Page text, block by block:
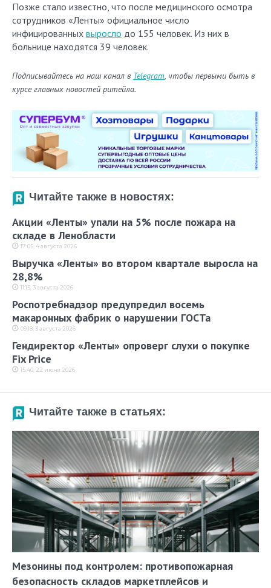
Позже стало известно, что после медицинского осмотра
сотрудников «Ленты» официальное число
инфицированных выросло до 155 человек. Из них в
больнице находятся 39 человек.
Подписывайтесь на наш канал в Telegram, чтобы первыми быть в
курсе главных новостей ритейла.
Читайте также в новостях:
Акции «Ленты» упали на 5% после пожара на
складе в Ленобласти
17:05, 4 августа 2026
Выручка «Ленты» во втором квартале выросла на
28,8%
11:15, 3 августа 2026
Роспотребнадзор предупредил восемь
макаронных фабрик о нарушении ГОСТа
09:18, 3 августа 2026
Гендиректор «Ленты» опроверг слухи о покупке
Fix Price
15:40, 22 июня 2026
Читайте также в статьях:
Мезонины под контролем: противопожарная
безопасность складов маркетплейсов и